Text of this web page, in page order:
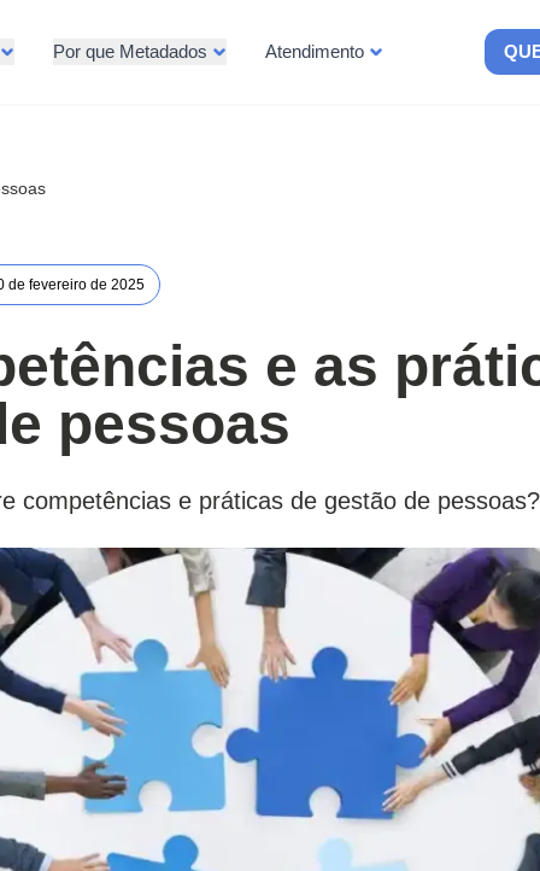
Por que Metadados Atendimento
de fevereiro de 2025
e as
pessoas
competências e práticas de gestão de